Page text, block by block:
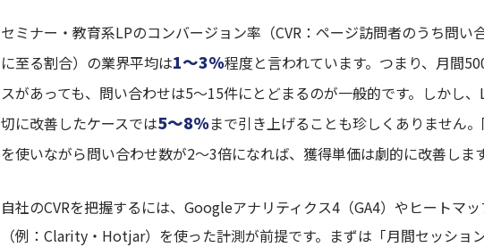
セミナー・教育系LPのコンバージョン率（CVR：ページ訪問者のうち問い
に至る割合）の業界平均は1〜3%程度と言われています。つまり、月間
スがあっても、問い合わせは5〜15件にとどまるのが一般的です。しかし
切に改善したケースでは5〜8%まで引き上げることも珍しくありません
を使いながら問い合わせ数が2〜3倍になれば、獲得単価は劇的に改善します
自社のCVRを把握するには、Googleアナリティクス4（GA4）やヒートマ
（例：Clarity・Hotjar）を使った計測が前提です。まずは「月間セッショ